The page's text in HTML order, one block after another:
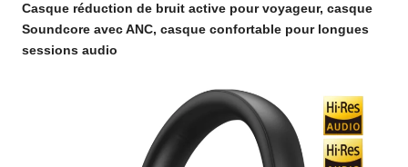
Casque réduction de bruit active pour voyageur, casque
Soundcore avec ANC, casque confortable pour longues
sessions audio